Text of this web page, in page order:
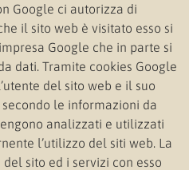
Google ci autorizza di
il sito web è visitato esso si
Google che in parte si
dati. Tramite cookies Google
del sito web e il suo
le informazioni da
analizzati e utilizzati
l’utilizzo del siti web. La
sito ed i servizi con esso